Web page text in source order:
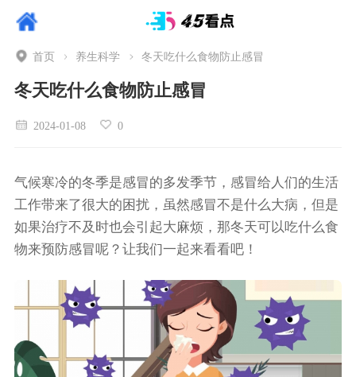
首页 养生科学 冬天吃什么食物防止感冒
冬天吃什么食物防止感冒
2024-01-08 0
气候寒冷的冬季是感冒的多发季节，感冒给人们的生活
工作带来了很大的困扰，虽然感冒不是什么大病，但是
如果治疗不及时也会引起大麻烦，那冬天可以吃什么食
物来预防感冒呢？让我们一起来看看吧！